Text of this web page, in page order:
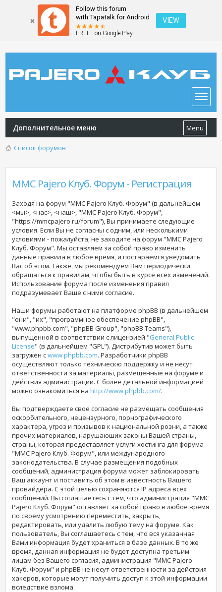
Follow this forum
with Tapatalk for Android
FREE - on Google Play
VIEW
Дополнительное меню Menu
Список форумов
MMC Pajero Клуб. Форум - Регистрация
Заходя на форум "MMC Pajero Клуб. Форум" (в дальнейшем
<мы>, <нас>, <наш>, "MMC Pajero Клуб. Форум",
"https://mmcpajero.ru/forum"), Вы принимаете следующие
условия. Если Вы не согласны с одним, или несколькими
условиями - пожалуйста, не заходите на форум "MMC Pajero
Клуб. Форум". Мы оставляем за собой право изменить
данные правила в любое время, и постараемся уведомить
Вас об этом. Также, мы рекомендуем Вам периодически
обращаться к правилам, чтобы быть в курсе всех изменений.
Использование форумапосле изменения правил
подразумевает Ваше с ними согласие.
Наши форумы работают на платформе phpBB (в дальнейшем
"они", "их", "программное обеспечение phpBB",
"www.phpbb.com", "phpBB Group", "phpBB Teams"),
выпущенной в соответствии с лицензией "General Public
License" (в дальнейшем "GPL"). Дистрибутив может быть
загружен сwww.phpbb.com. Разработчики phpBB
осуществляют только техническю поддержку и не несут
ответственности за материалы, размещенные на форуме и
действия администрации. С более детальной информацией
можно ознакомиться наhttp://www.phpbb.com/.
Вы подтверждаете своё согласие не размещать сообщения
оскорбительного, нецензурного, порнографического
характера, угроз и призывов к национальной розни, а также
прочих материалов, нарушаюших законы Вашей страны,
страны, которая предоставляет услуги хостинга для форума
"MMC Pajero Клуб. Форум", или международного
законодательства. В случае размещения подобных
сообщений, администрация форума может заблокировать
Ваш аккаунт и поставить об этом в известность Вашего
провайдера. С этой целью сохраняются IP адреса всех
сообщений. Вы соглашаетесь с тем, что администрация "MMC
Pajero Клуб. Форум" оставляет за собой право в любое время
по своему усмотрению переместить, закрыть,
редактировать, или удалить любую тему на форуме. Как
пользователь, Вы соглашаетесь с тем, что вся указанная
Вами информация будет храниться в базе данных. В то же
время, данная информация не будет доступна третьим
лицам без Вашего согласия, администрация "MMC Pajero
Клуб. Форум" и phpBB не несут ответственности за действия
хакеров, которые могут получить доступ к этой информации
вследствие взлома.